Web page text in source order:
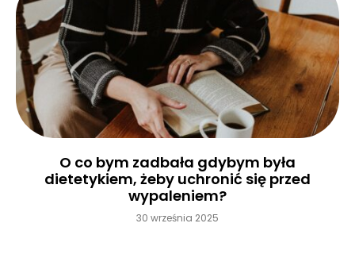
O co bym zadbała gdybym była
dietetykiem, żeby uchronić się przed
wypaleniem?
30 września 2025